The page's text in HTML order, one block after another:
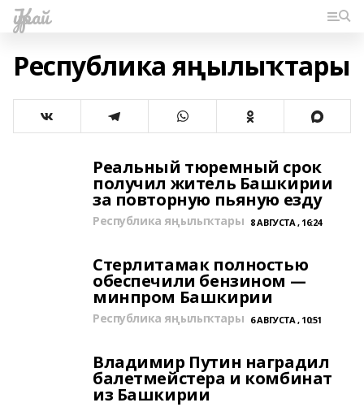
Ҡурай
Республика яңылыҡтары
Реальный тюремный срок
получил житель Башкирии
за повторную пьяную езду
Республика яңылыҡтары 8 АВГУСТА , 16:24
Стерлитамак полностью
обеспечили бензином —
минпром Башкирии
Республика яңылыҡтары 6 АВГУСТА , 10:51
Владимир Путин наградил
балетмейстера и комбинат
из Башкирии